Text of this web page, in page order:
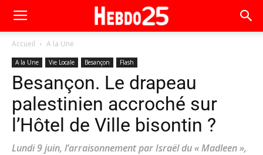
Accueil A la Une
A la Une Vie Locale Besançon Flash
Besançon. Le drapeau
palestinien accroché sur
l’Hôtel de Ville bisontin ?
Lundi 9 juin, l’arraisonnement par Israël du « Madleen »,